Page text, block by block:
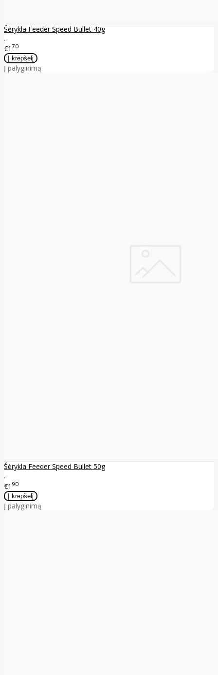
Šėrykla Feeder Speed Bullet 40g
..
€1 70
Į palyginimą
Šėrykla Feeder Speed Bullet 50g
..
€1 90
Į palyginimą